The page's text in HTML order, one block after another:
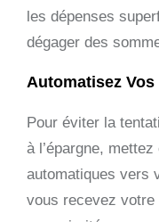
les dépenses
dégager des
Automatisez
Pour éviter la
à l’épargne,
automatiques vers
vous recevez votre